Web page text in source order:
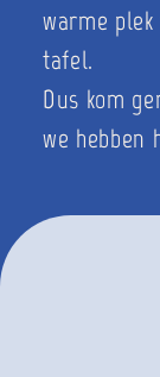
warme
tafel.
Dus kom
we hebben